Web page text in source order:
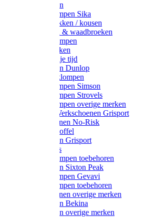
Werksokken
Schoenklompen Sika
Thermo sokken / kousen
Lieslaarzen & waadbroeken
Houten klompen
Wandelsokken
Laarzen vrije tijd
Werklaarzen Dunlop
Kunststof klompen
Schoenklompen Simson
Schoenklompen Strovels
Schoenklompen overige merken
Wandel-/ Werkschoenen Grisport
Werkschoenen No-Risk
Klomppantoffel
Werklaarzen Grisport
Accessoires
Houten klompen toebehoren
Werklaarzen Sixton Peak
Schoenklompen Gevavi
Schoenklompen toebehoren
Werkschoenen overige merken
Werklaarzen Bekina
Werklaarzen overige merken